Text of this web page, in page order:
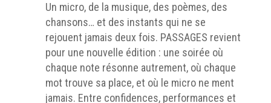
Un micro, de la musique, des poèmes, des
chansons… et des instants qui ne se
rejouent jamais deux fois. PASSAGES revient
pour une nouvelle édition : une soirée où
chaque note résonne autrement, où chaque
mot trouve sa place, et où le micro ne ment
jamais. Entre confidences, performances et